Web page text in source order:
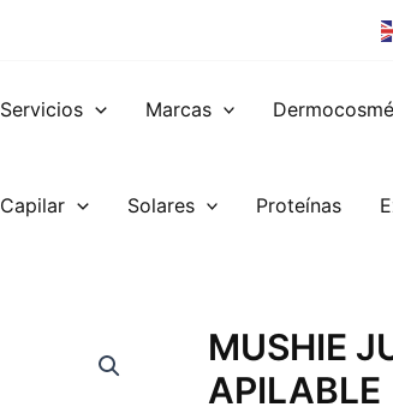
Servicios Marcas
Capilar Solares Proteínas
MUSHIE
APILABLE
MUSHIE
JUGUETE
ARCOIRIS
APILABLE